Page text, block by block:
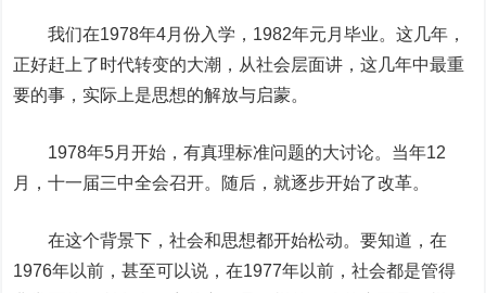
我们在1978年4月份入学，1982年元月毕业。这几年，
正好赶上了时代转变的大潮，从社会层面讲，这几年中最重
要的事，实际上是思想的解放与启蒙。
1978年5月开始，有真理标准问题的大讨论。当年12
月，十一届三中全会召开。随后，就逐步开始了改革。
在这个背景下，社会和思想都开始松动。要知道，在
1976年以前，甚至可以说，在1977年以前，社会都是管得